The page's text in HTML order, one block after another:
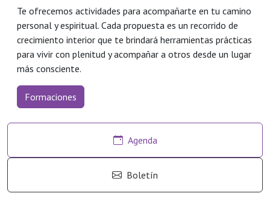
Te ofrecemos actividades para acompañarte en tu camino
personal y espiritual. Cada propuesta es un recorrido de
crecimiento interior que te brindará herramientas prácticas
para vivir con plenitud y acompañar a otros desde un lugar
más consciente.
Formaciones
Agenda
Boletín